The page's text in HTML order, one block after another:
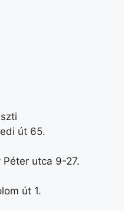
út 65.
Péter utca 9-27.
út 1.